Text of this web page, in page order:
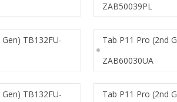
ZAB50039PL
TB132FU-
Tab P11 Pro (2nd
ZAB60030UA
TB132FU-
Tab P11 Pro (2nd